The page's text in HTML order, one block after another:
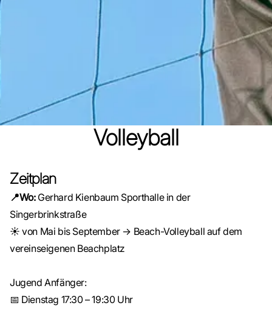
Volleyball
Zeitplan
📍Wo: Gerhard Kienbaum Sporthalle in der
Singerbrinkstraße
☀️ von Mai bis September → Beach-Volleyball auf dem
vereinseigenen Beachplatz
Jugend Anfänger:
📅 Dienstag 17:30 – 19:30 Uhr